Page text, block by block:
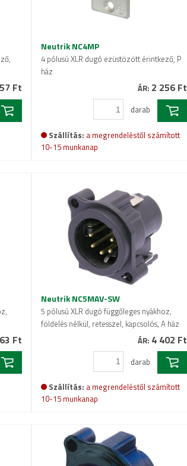
Ft
Neutrik NC4MP
4 pólusú XLR dugó ezüstözött érintkező, P
ház
ÁR: 2 256 Ft
darab
Szállítás: a megrendeléstől számított
10-15 munkanap
Ft
Neutrik NC5MAV-SW
5 pólusú XLR dugó függőleges nyákhoz,
földelés nélkül, retesszel, kapcsolós, A ház
ÁR: 4 402 Ft
darab
Szállítás: a megrendeléstől számított
10-15 munkanap